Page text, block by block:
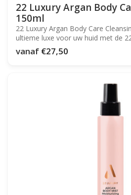
22 Luxury Argan Body
150ml
22 Luxury Argan Body Care
ultieme luxe voor uw huid met de
vanaf €27,50